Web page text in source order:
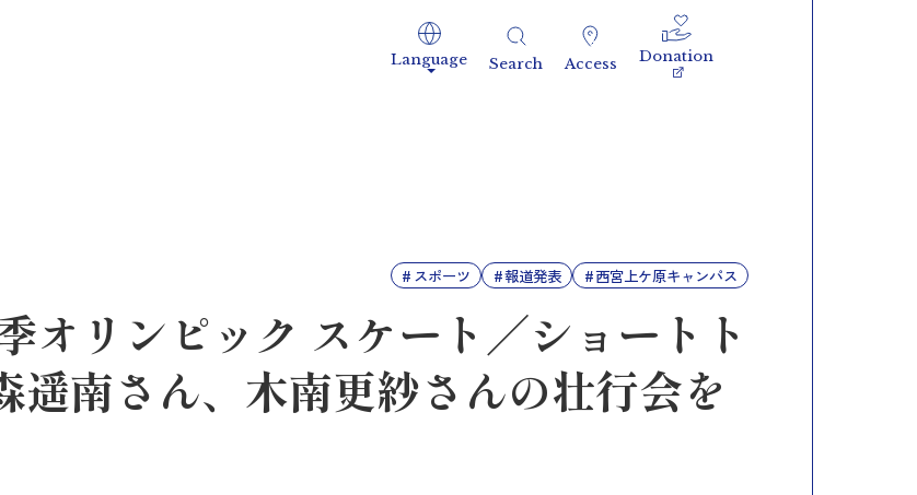
Language Search Access Donation
スポーツ 報道発表 西宮上ケ原キャンパス
オリンピック スケート／ショートト
遥南さん、木南更紗さんの壮行会を